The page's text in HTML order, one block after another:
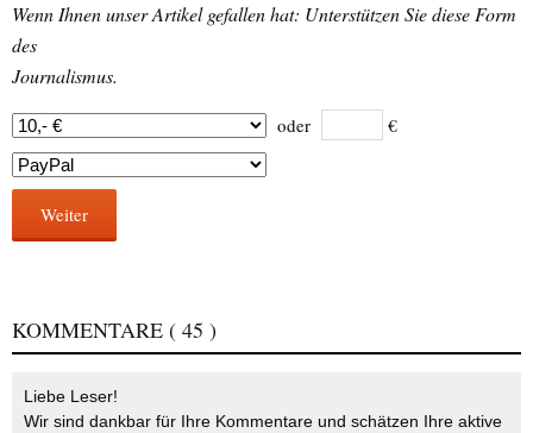
Wenn Ihnen unser Artikel gefallen hat: Unterstützen Sie diese Form
des
Journalismus.
oder €
Weiter
KOMMENTARE ( 45 )
Liebe Leser!
Wir sind dankbar für Ihre Kommentare und schätzen Ihre aktive